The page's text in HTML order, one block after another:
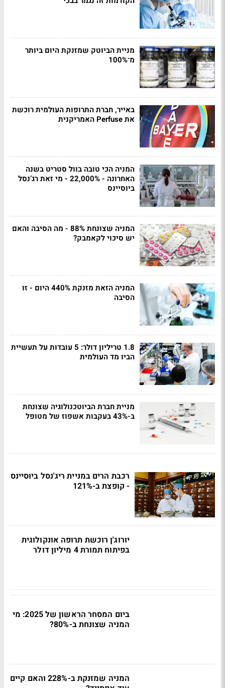
מניית הביוטק שמזנקת היום ביותר
מ־100%
באייר, חברת התרופות העולמית רוכשת
את Perfuse האמריקנית
המניה הכי טובה בוול סטריט בשנה
האחרונה - 22,000% - מי זאת רג’נסל
ביוסיינס
המניה שצונחת 88% - מה הסיבה והאם
יש סיכוי לקאמבק?
המניה הזאת מזנקת 440% היום - זו
הסיבה
1.8 טריליון דולר: 5 עובדות על תעשיית
הביו מד העולמית
מניית חברת הביוטכנולוגיה שצונחת
ב-43% בעקבות אשפוז של מטופל
רכבת הרים במניית ריג'נסל ביוסיינס
- קופצת ב-121%
יורוג'ן רוכשת תרופה אונקולוגית
בפיתוח תמורת 4 מיליון דולר
ביום המסחר הראשון של 2025: מי
המניה שצונחת ב-80%?
המניה שמזנקת ב-228% והאם קיים